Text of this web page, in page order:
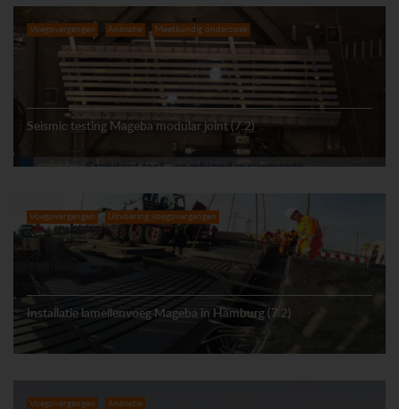
Voegovergangen Animatie Meetkundig onderzoek
Seismic testing Mageba modular joint (7.2)
Voegovergangen Uitvoering voegovergangen
Installatie lamellenvoeg Mageba in Hamburg (7.2)
Voegovergangen Animatie